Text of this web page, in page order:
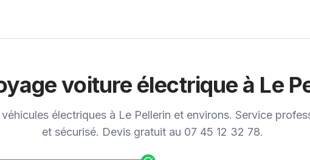
voiture électrique à Le
électriques à Le Pellerin et environs. Service
et sécurisé. Devis gratuit au 07 45 12 32 78.